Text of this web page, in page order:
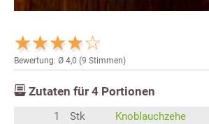
Bewertung: Ø 4,0 (9 Stimmen)
Zutaten für 4 Portionen
1 Stk
Knoblauchzehe